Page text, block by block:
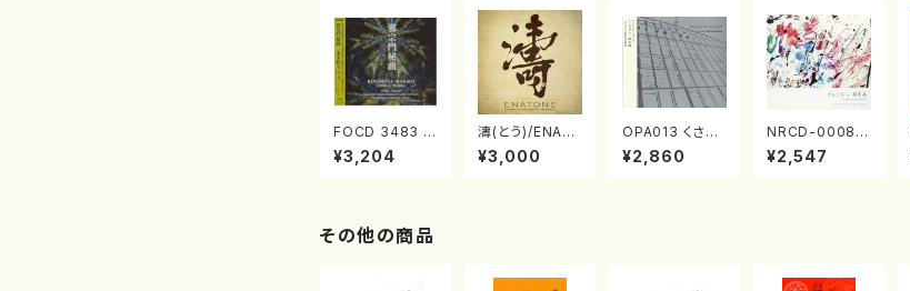
FOCD 3483 邪
宗門秘曲(混声
合唱/木下牧子/
¥3,204
濤(とう)/ENAT
ONE エナトーネ
(CD)
¥3,000
OPA013 くさび
ら／諸井誠(電子
音楽／CD)
¥2,860
NRCD-0008
ブラジルの抽象
画（ギター, パー
¥2,547
その他の商品